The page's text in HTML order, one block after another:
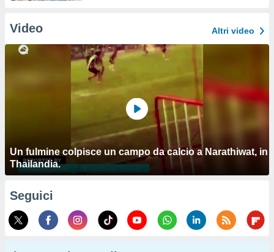
Video Altri video
Un fulmine colpisce un campo da calcio a Narathiwat, in
Thailandia.
Seguici